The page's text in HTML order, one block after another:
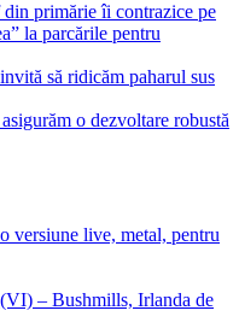
primărie îi contrazice pe
la parcările pentru
să ridicăm paharul sus
o dezvoltare robustă
versiune live, metal, pentru
– Bushmills, Irlanda de